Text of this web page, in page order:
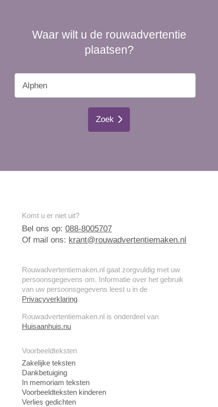
Waar wilt u de rouwadvertentie
plaatsen?
Zoek
Komt u er niet uit?
Bel ons op: 088-8005707
Of mail ons: krant@rouwadvertentiemaken.nl
Rouwadvertentiemaken.nl gaat zorgvuldig met uw
persoonsgegevens om. Informatie over het gebruik
van uw persoonsgegevens leest u in de
Privacyverklaring.
Rouwadvertentiemaken.nl is onderdeel van
Huisaanhuis.nu
Voorbeeldteksten
Zakelijke teksten
Dankbetuiging
In memoriam teksten
Voorbeeldteksten kinderen
Verlies gedichten